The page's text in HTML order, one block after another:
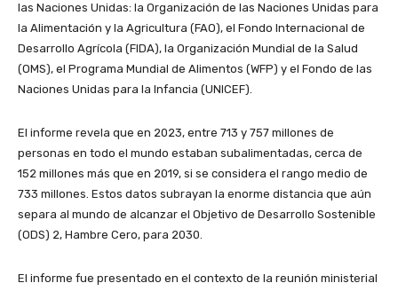
las Naciones Unidas: la Organización de las Naciones Unidas para
la Alimentación y la Agricultura (FAO), el Fondo Internacional de
Desarrollo Agrícola (FIDA), la Organización Mundial de la Salud
(OMS), el Programa Mundial de Alimentos (WFP) y el Fondo de las
Naciones Unidas para la Infancia (UNICEF).
El informe revela que en 2023, entre 713 y 757 millones de
personas en todo el mundo estaban subalimentadas, cerca de
152 millones más que en 2019, si se considera el rango medio de
733 millones. Estos datos subrayan la enorme distancia que aún
separa al mundo de alcanzar el Objetivo de Desarrollo Sostenible
(ODS) 2, Hambre Cero, para 2030.
El informe fue presentado en el contexto de la reunión ministerial